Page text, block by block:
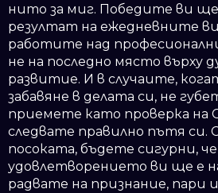
нито за миг. Победите ви
резултат на ежедневните
работите над
не на последно място върху
развитие. И в случаите,
забавяне в делата си, не
приемете като проверка на
следвате правилно пътя си.
посоката, бъдете сигурни, че
удовлетворението ви ще е
радвате на признание, пари